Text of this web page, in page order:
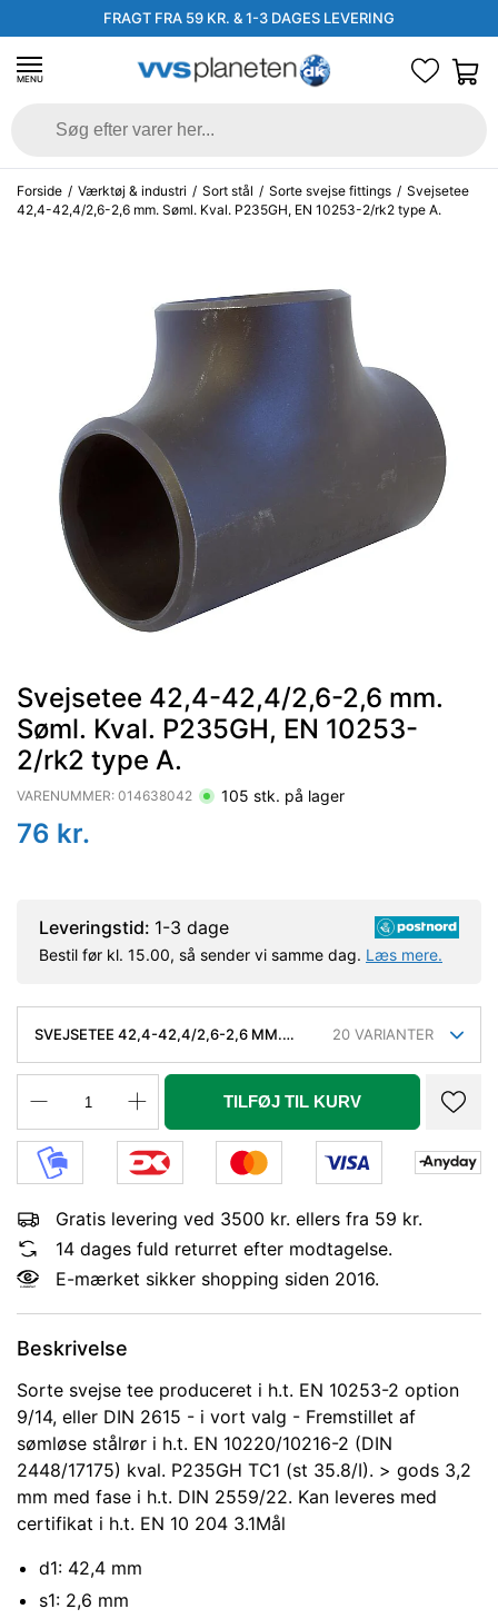
FRAGT FRA 59 KR. & 1-3 DAGES LEVERING
MENU
Forside / Værktøj & industri / Sort stål / Sorte svejse fittings / Svejsetee
42,4-42,4/2,6-2,6 mm. Søml. Kval. P235GH, EN 10253-2/rk2 type A.
Svejsetee 42,4-42,4/2,6-2,6 mm.
Søml. Kval. P235GH, EN 10253-
2/rk2 type A.
VARENUMMER: 014638042 105 stk. på lager
76 kr.
Leveringstid: 1-3 dage
Bestil før kl. 15.00, så sender vi samme dag. Læs mere.
SVEJSETEE 42,4-42,4/2,6-2,6 MM.
TYPE A.
20 VARIANTER
TILFØJ TIL KURV
Gratis levering ved 3500 kr. ellers fra 59 kr.
14 dages fuld returret efter modtagelse.
E-mærket sikker shopping siden 2016.
Beskrivelse
Sorte svejse tee produceret i h.t. EN 10253-2 option
9/14, eller DIN 2615 - i vort valg - Fremstillet af
sømløse stålrør i h.t. EN 10220/10216-2 (DIN
2448/17175) kval. P235GH TC1 (st 35.8/I). > gods 3,2
mm med fase i h.t. DIN 2559/22. Kan leveres med
certifikat i h.t. EN 10 204 3.1Mål
d1: 42,4 mm
s1: 2,6 mm